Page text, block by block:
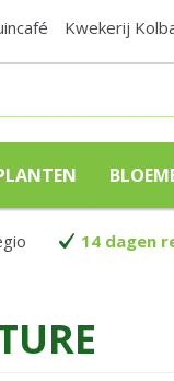
Kwekerij
14 dagen